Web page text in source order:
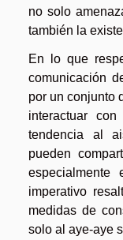
no solo
también la
En lo que
comunicación
por un conjunto
interactuar
tendencia al
pueden
especialmente
imperativo
medidas de
solo al aye-aye